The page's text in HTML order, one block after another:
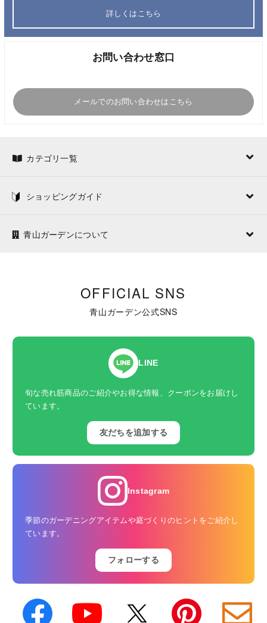
詳しくはこちら
お問い合わせ窓口
メールでのお問い合わせはこちら
カテゴリ一覧
ショッピングガイド
青山ガーデンについて
OFFICIAL SNS
青山ガーデン公式SNS
LINE
旬な売れ筋商品のご紹介やお得な情報、クーポンをお届けし
ています。
友だちを追加する
Instagram
季節のガーデニングアイテムや庭づくりのヒントをご紹介し
ています。
フォローする